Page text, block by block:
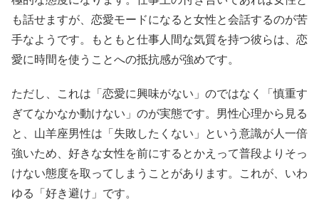
も話せますが、恋愛モードになると女性と会話するのが苦
手なようです。もともと仕事人間な気質を持つ彼らは、恋
愛に時間を使うことへの抵抗感が強めです。
ただし、これは「恋愛に興味がない」のではなく「慎重す
ぎてなかなか動けない」のが実態です。男性心理から見る
と、山羊座男性は「失敗したくない」という意識が人一倍
強いため、好きな女性を前にするとかえって普段よりそっ
けない態度を取ってしまうことがあります。これが、いわ
ゆる「好き避け」です。